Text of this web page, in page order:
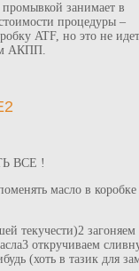
занимает в
процедуры –
ATF, но это не
АКПП.
ВСЕ !
масло в коробке
текучести)2 загоняем
откручиваем
(хоть в тазик для